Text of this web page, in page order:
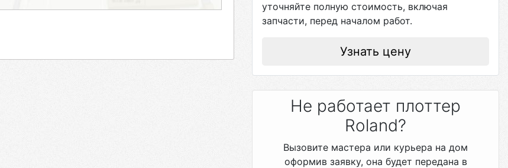
уточняйте полную стоимость, включая
запчасти, перед началом работ.
Узнать цену
Не работает плоттер
Roland?
Вызовите мастера или курьера на дом
оформив заявку, она будет передана в